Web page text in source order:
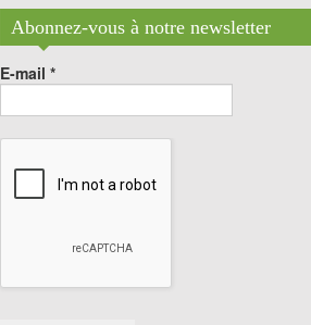
Abonnez-vous à notre newsletter
E-mail *